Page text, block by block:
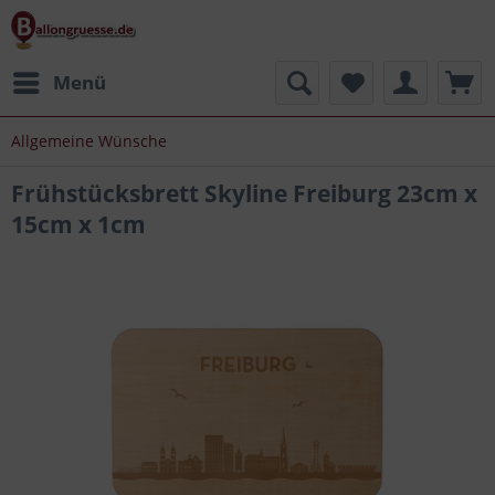
Menü
Allgemeine Wünsche
Frühstücksbrett Skyline Freiburg 23cm x
15cm x 1cm